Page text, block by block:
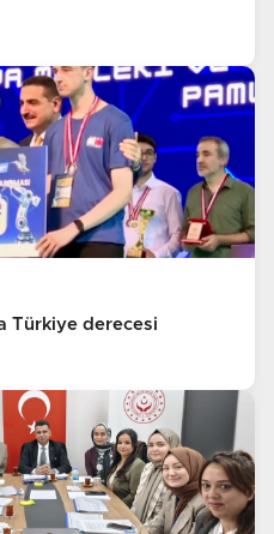
Türkiye derecesi